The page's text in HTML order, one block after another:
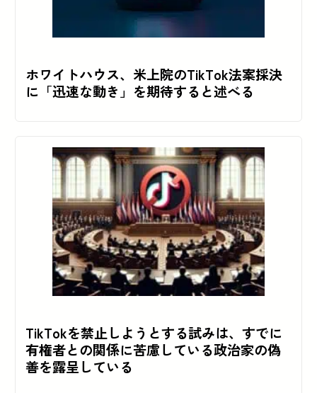
ホワイトハウス、米上院のTikTok法案採決
に「迅速な動き」を期待すると述べる
TikTokを禁止しようとする試みは、すでに
有権者との関係に苦慮している政治家の偽
善を露呈している